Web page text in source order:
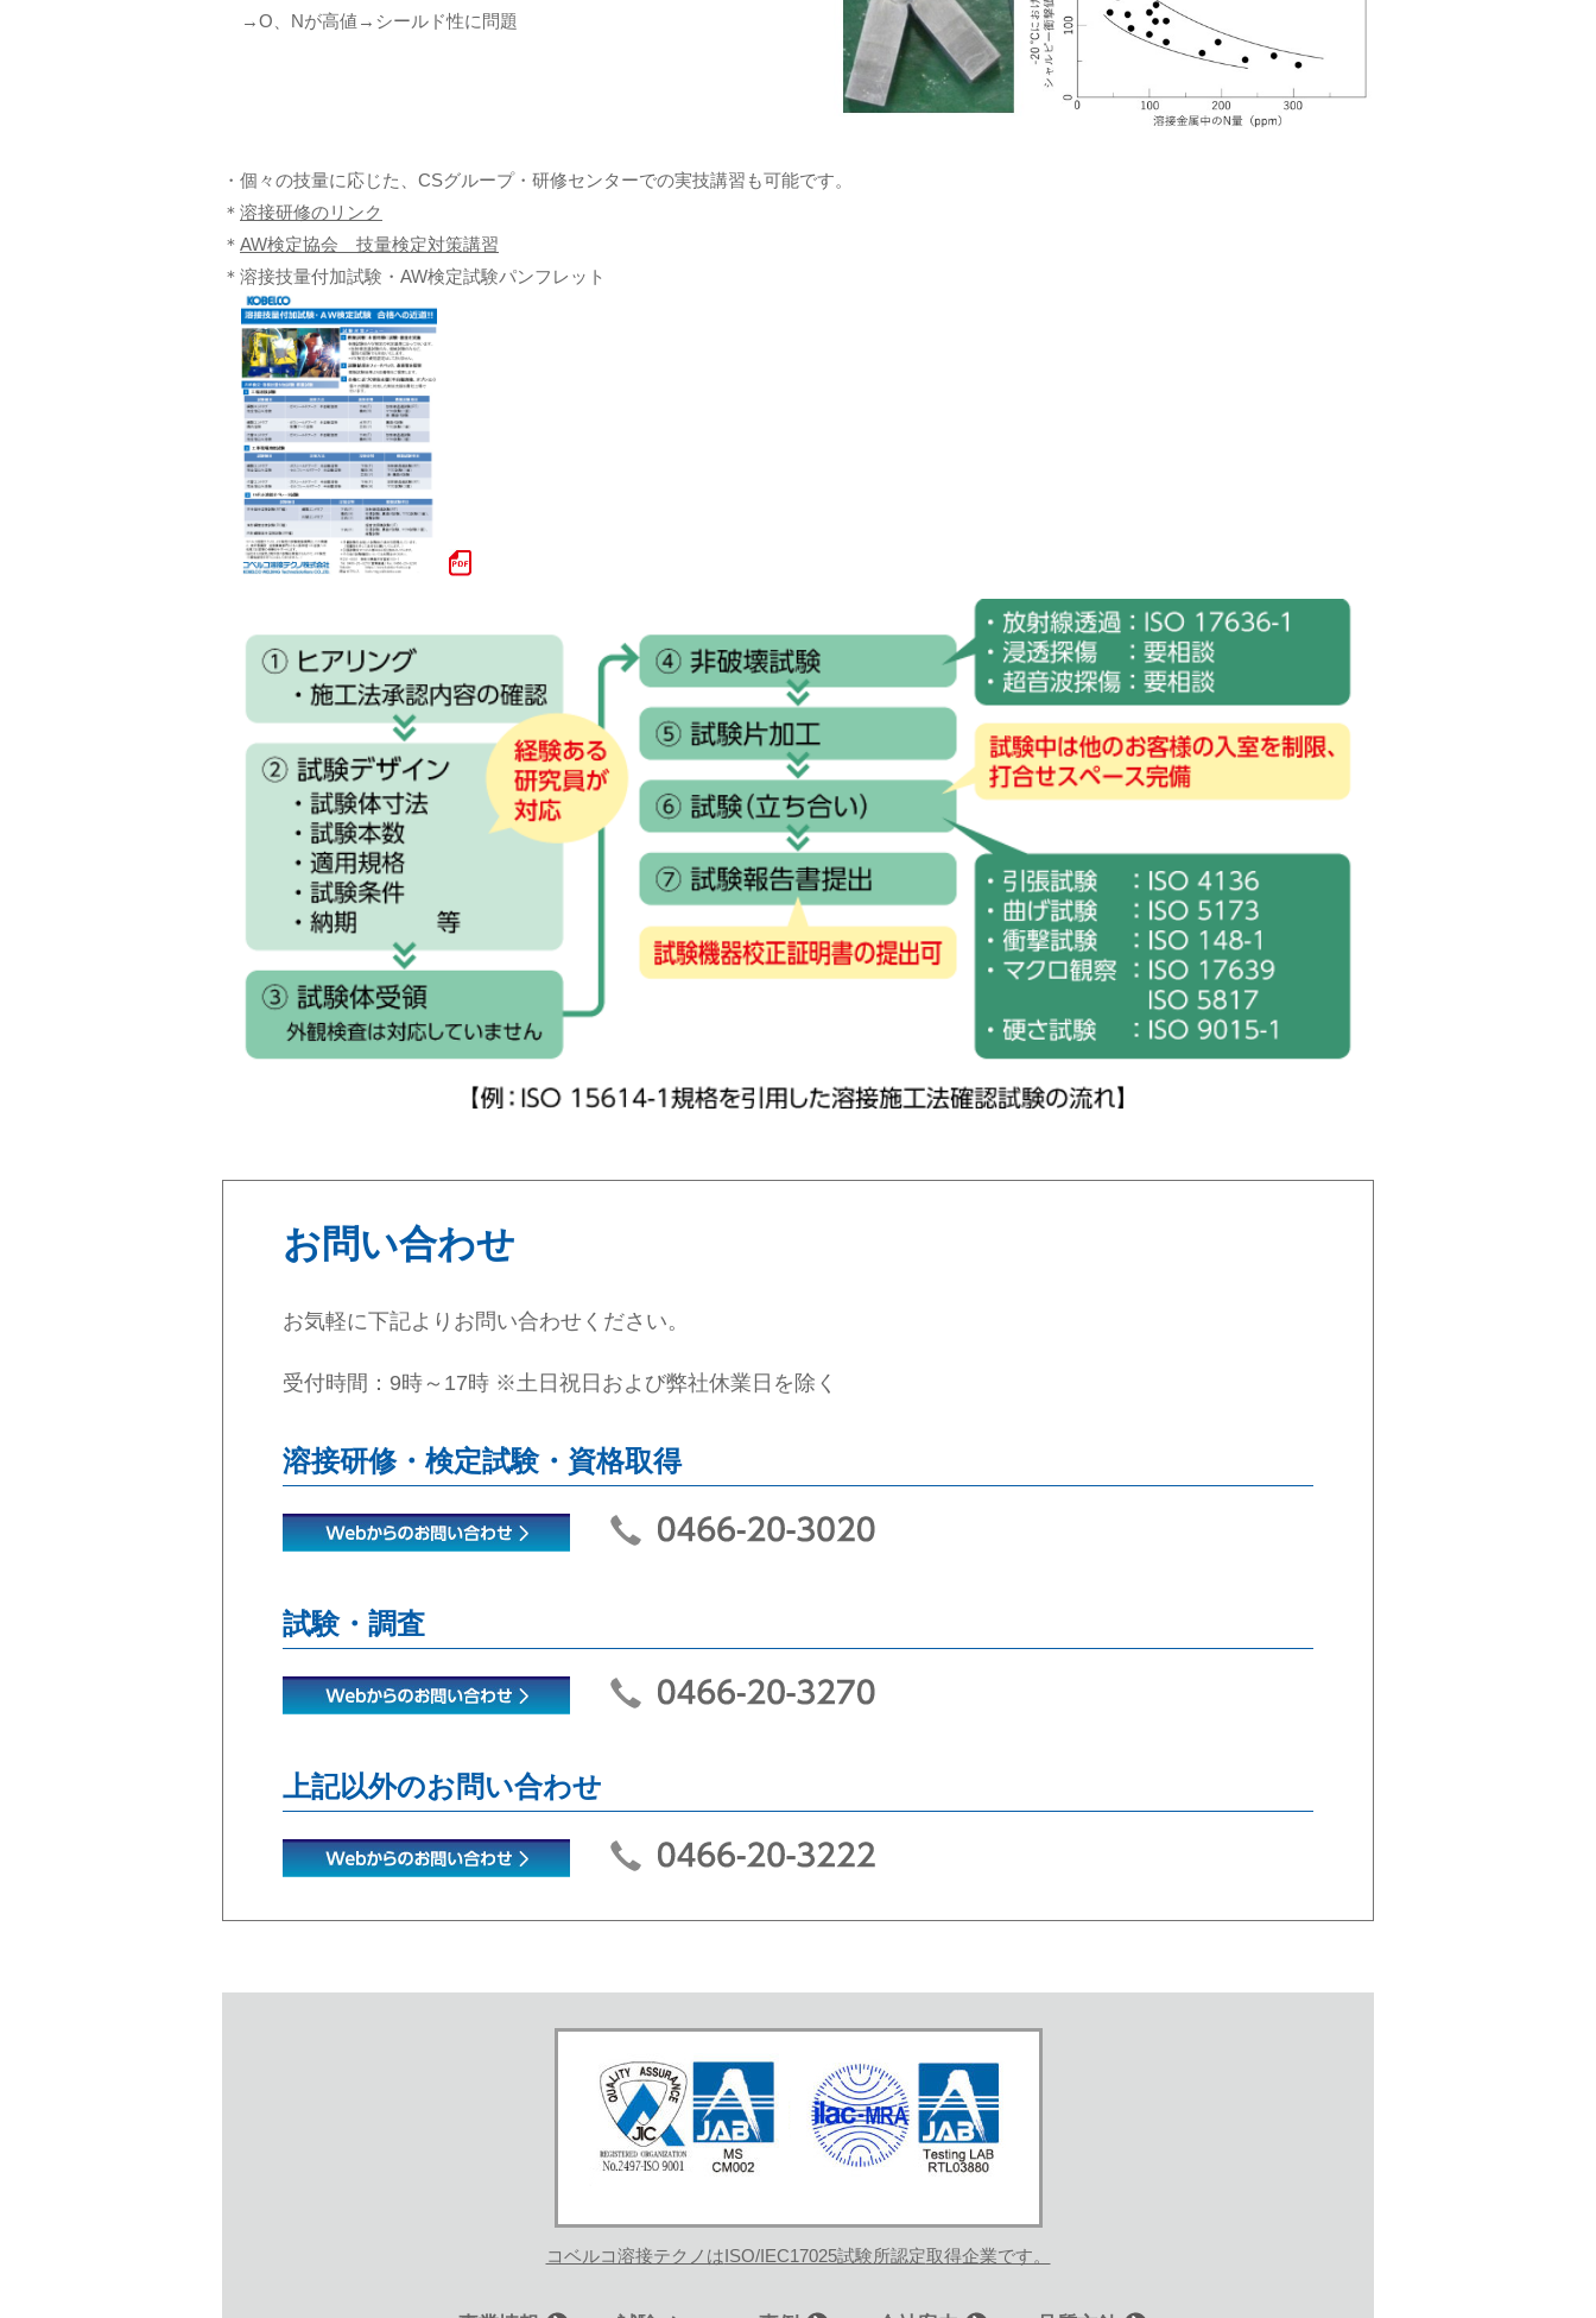
→O、Nが高値→シールド性に問題
・個々の技量に応じた、CSグループ・研修センターでの実技講習も可能です。
＊ 溶接研修のリンク
＊ AW検定協会 技量検定対策講習
＊溶接技量付加試験・AW検定試験パンフレット
お問い合わせ
お気軽に下記よりお問い合わせください。
受付時間：9時～17時 ※土日祝日および弊社休業日を除く
溶接研修・検定試験・資格取得
試験・調査
上記以外のお問い合わせ
コベルコ溶接テクノはISO/IEC17025試験所認定取得企業です。